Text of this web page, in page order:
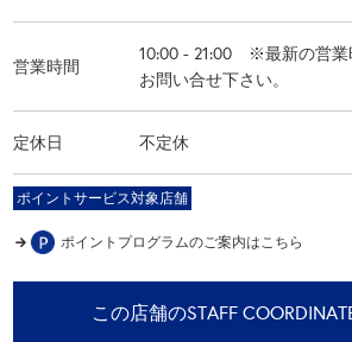
営業時間
10:00 - 21:00 ※最新の営業
お問い合せ下さい。
定休日 不定休
ポイントサービス対象店舗
ポイントプログラムのご案内はこちら
この店舗のSTAFF